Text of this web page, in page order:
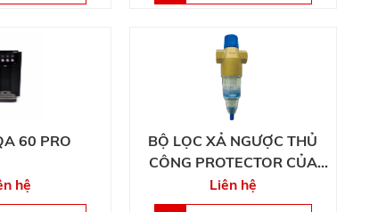
60 PRO
hệ
BỘ LỌC XẢ NGƯỢC THỦ
CÔNG PROTECTOR CỦA
BWT
Liên hệ